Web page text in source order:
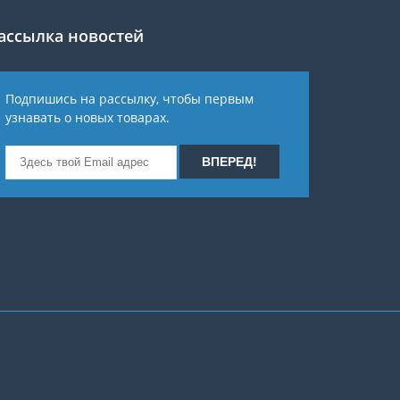
новостей
Подпишись на рассылку, чтобы первым
узнавать о новых товарах.